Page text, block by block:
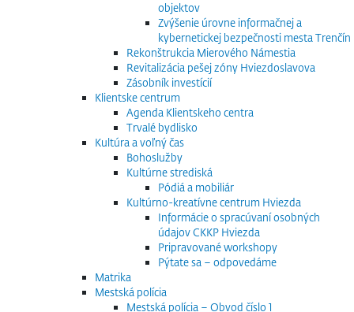
objektov
Zvýšenie úrovne informačnej a
kybernetickej bezpečnosti mesta Trenčín
Rekonštrukcia Mierového Námestia
Revitalizácia pešej zóny Hviezdoslavova
Zásobník investícií
Klientske centrum
Agenda Klientskeho centra
Trvalé bydlisko
Kultúra a voľný čas
Bohoslužby
Kultúrne strediská
Pódiá a mobiliár
Kultúrno-kreatívne centrum Hviezda
Informácie o spracúvaní osobných
údajov CKKP Hviezda
Pripravované workshopy
Pýtate sa – odpovedáme
Matrika
Mestská polícia
Mestská polícia – Obvod číslo 1